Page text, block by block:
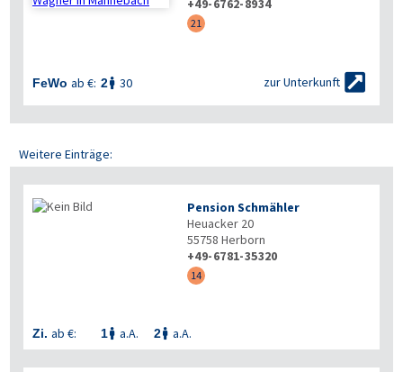
+49-6762-8934
21
FeWo ab €: 2 30 zur Unterkunft 
Weitere Einträge:
Pension Schmähler
Heuacker 20
55758 Herborn
+49-6781-35320
14
Zi. ab €: 1 a.A. 2 a.A.